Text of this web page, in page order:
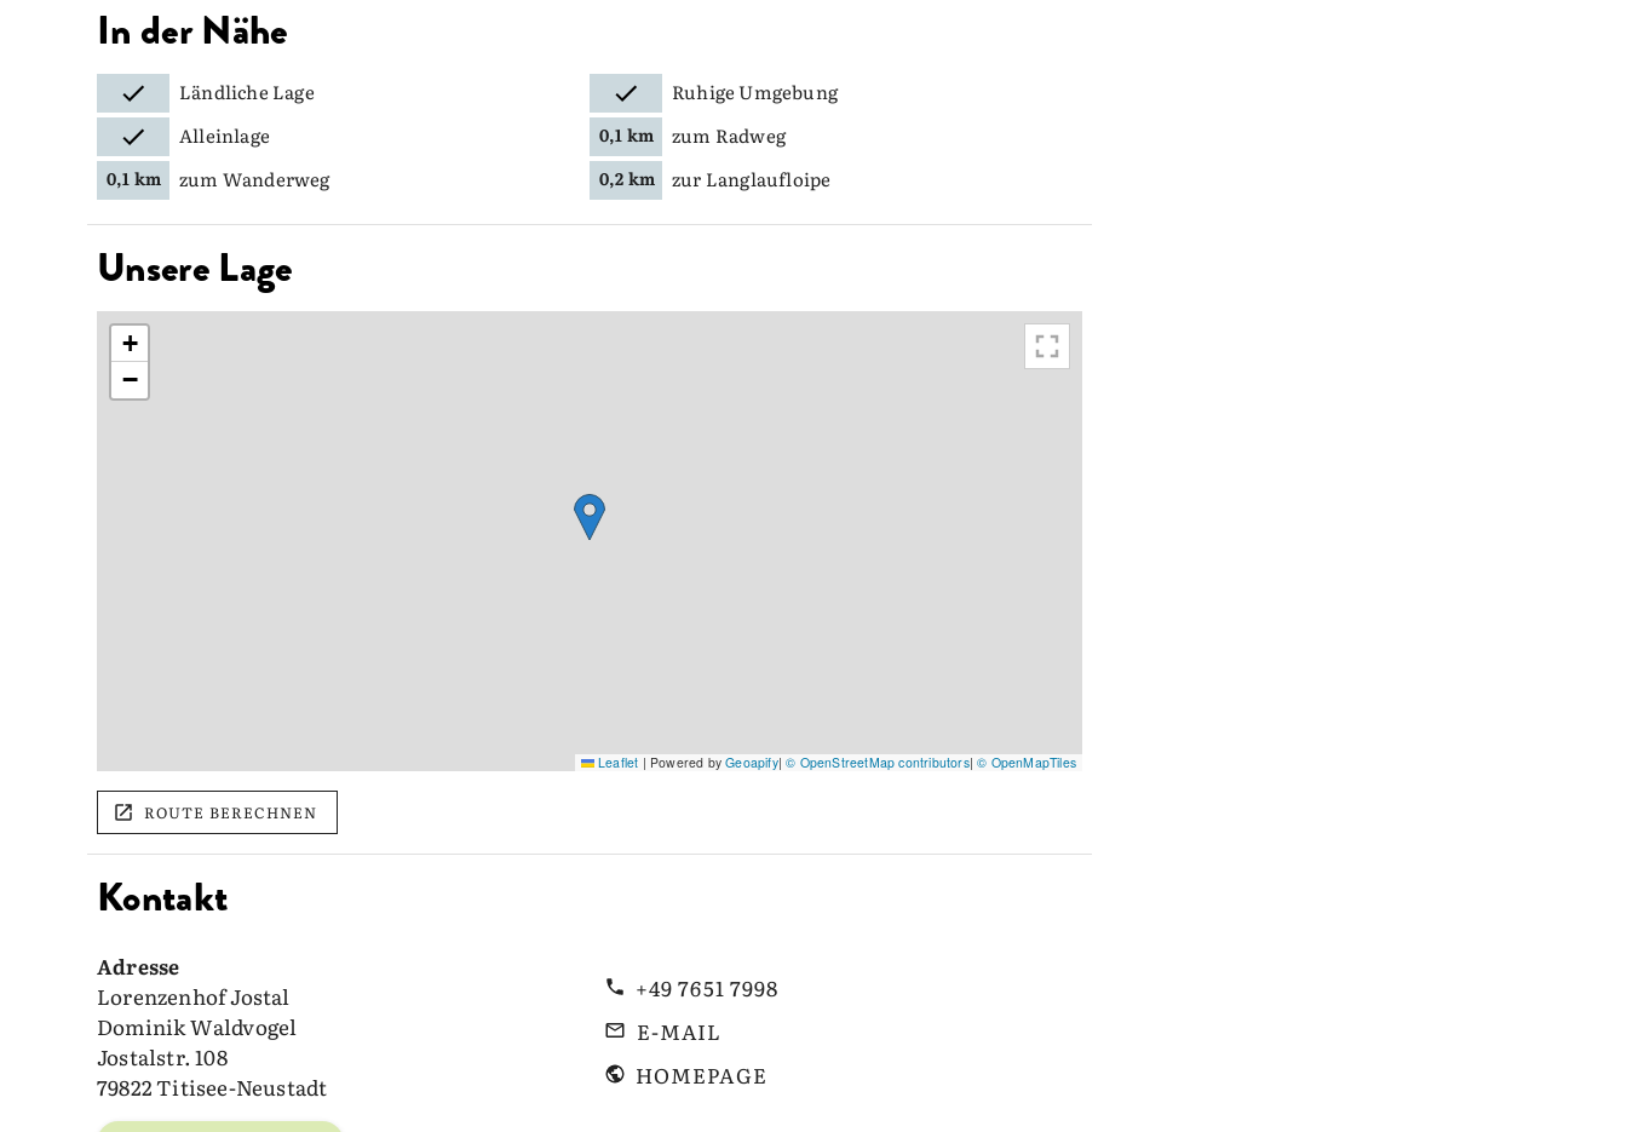
In der Nähe
Ländliche Lage
Ruhige Umgebung
Alleinlage
0,1 km zum Radweg
0,1 km zum Wanderweg 0,2 km zur Langlaufloipe
Unsere Lage
+
−
Leaflet | Powered byGeoapify|© OpenStreetMap contributors|© OpenMapTiles
ROUTE BERECHNEN
Kontakt
Adresse
Lorenzenhof Jostal
Dominik Waldvogel
Jostalstr. 108
79822 Titisee-Neustadt
+49 7651 7998
E-MAIL
HOMEPAGE